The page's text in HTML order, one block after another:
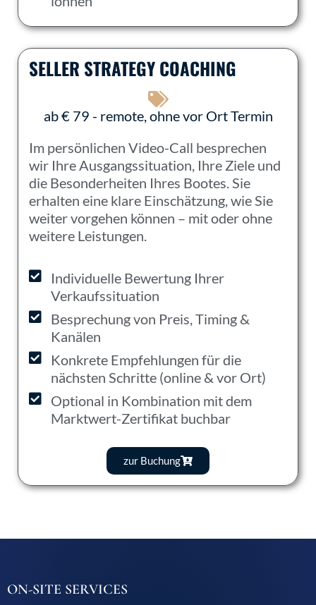
SELLER STRATEGY COACHING
ab € 79 - remote, ohne vor Ort Termin
Im persönlichen Video-Call besprechen
wir Ihre Ausgangssituation, Ihre Ziele und
die Besonderheiten Ihres Bootes. Sie
erhalten eine klare Einschätzung, wie Sie
weiter vorgehen können – mit oder ohne
weitere Leistungen.
Individuelle Bewertung Ihrer
Verkaufssituation
Besprechung von Preis, Timing &
Kanälen
Konkrete Empfehlungen für die
nächsten Schritte (online & vor Ort)
Optional in Kombination mit dem
Marktwert-Zertifikat buchbar
zur Buchung
ON-SITE SERVICES